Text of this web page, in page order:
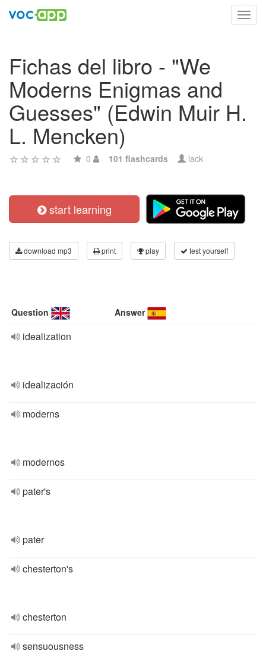
Fichas del libro - "We
Moderns Enigmas and
Guesses" (Edwin Muir H.
L. Mencken)
0 101 flashcards lack
start learning
download mp3 print play test yourself
Question Answer
idealization
idealización
moderns
modernos
pater's
pater
chesterton's
chesterton
sensuousness